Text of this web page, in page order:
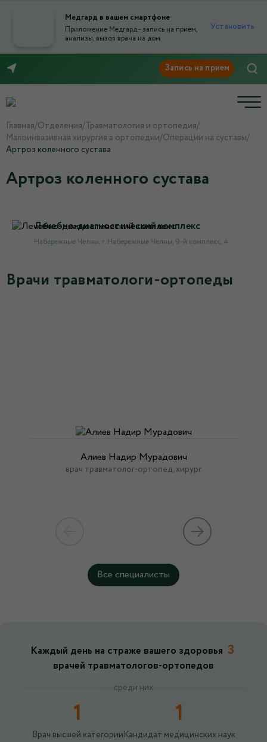
Медгард в вашем смартфоне
Приложение Медгард - запись на прием,
анализы, вызов врача на дом
Установить
Главная/Отделения/Травматология и ортопедия/
Малоинвазивная хирургия в ортопедии/Операции на суставы/
Артроз коленного сустава
Артроз коленного сустава
Лечебно-диагностический комплекс
Набережные Челны, г. Набережные Челны, 9-й комплекс, 4
Врачи травматологи-ортопеды
Алиев Надир Мурадович
врач травматолог-ортопед, хирург
Все специалисты
Каждый день на страже вашего здоровья 3
врачей травматологов-ортопедов
среди них
1
Врач высшей категории
1
Кандидат медицинских наук